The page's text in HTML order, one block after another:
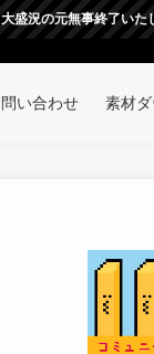
たしました、ご参加
い合わせ 素材